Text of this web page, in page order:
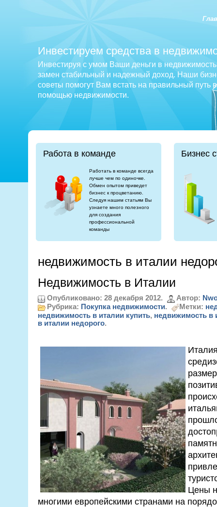
Инвестируем средства в
Инвестируя с умом Ваши деньги в
замен стабильный и надежный доход. Наши
советы помогут Вам встать на правильный путь
помощью недвижимости.
Работа в команде
Работать в команде всегда
лучше чем по одиночке.
Обмен опытом приведет
бизнес к процветанию.
Следуя нашим статьям Вы
узнаете много полезного
для создания
профессиональной
команды
Бизнес
недвижимость в италии
Недвижимость в Италии
Опубликовано: 28 декабря 2012. Автор:
Рубрика: Покупка недвижимости. Метки:
недвижимость в италии купить, недвижимость в
в италии недорого.
Цены
многими европейскими странами на